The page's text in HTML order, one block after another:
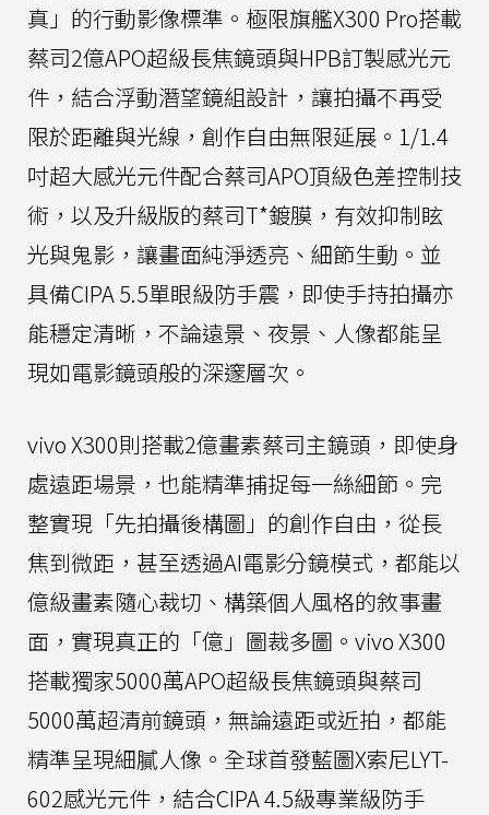
真」的行動影像標準。極限旗艦X300 Pro搭載
蔡司2億APO超級長焦鏡頭與HPB訂製感光元
件，結合浮動潛望鏡組設計，讓拍攝不再受
限於距離與光線，創作自由無限延展。1/1.4
吋超大感光元件配合蔡司APO頂級色差控制技
術，以及升級版的蔡司T*鍍膜，有效抑制眩
光與鬼影，讓畫面純淨透亮、細節生動。並
具備CIPA 5.5單眼級防手震，即使手持拍攝亦
能穩定清晰，不論遠景、夜景、人像都能呈
現如電影鏡頭般的深邃層次。
vivo X300則搭載2億畫素蔡司主鏡頭，即使身
處遠距場景，也能精準捕捉每一絲細節。完
整實現「先拍攝後構圖」的創作自由，從長
焦到微距，甚至透過AI電影分鏡模式，都能以
億級畫素隨心裁切、構築個人風格的敘事畫
面，實現真正的「億」圖裁多圖。vivo X300
搭載獨家5000萬APO超級長焦鏡頭與蔡司
5000萬超清前鏡頭，無論遠距或近拍，都能
精準呈現細膩人像。全球首發藍圖X索尼LYT-
602感光元件，結合CIPA 4.5級專業級防手